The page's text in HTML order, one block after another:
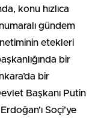
konu hızlıca
gündem
etekleri
bir
bir
Başkanı Putin
Soçi’ye